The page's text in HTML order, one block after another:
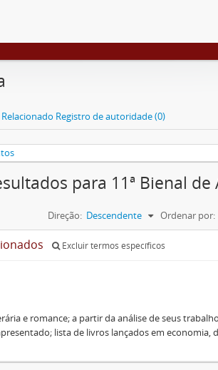
Relacionado Registro de autoridade (0)
para 11ª Bienal
Ordenar por:
Direção: Descendente
Excluir termos específicos
e romance; a partir da análise de seus
lista de livros lançados em economia,